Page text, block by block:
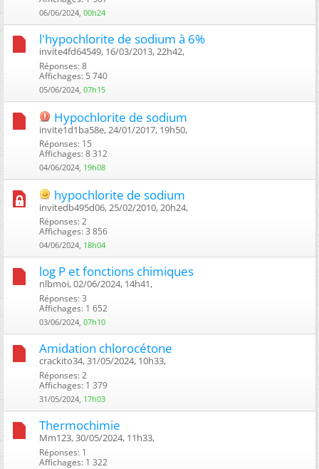
06/06/2024, 00h24
l'hypochlorite de sodium à 6%
invite4fd64549, 16/03/2013, 22h42, ‎
Réponses: 8
Affichages: 5 740
05/06/2024, 07h15
Hypochlorite de sodium
invite1d1ba58e, 24/01/2017, 19h50, ‎
Réponses: 15
Affichages: 8 312
04/06/2024, 19h08
hypochlorite de sodium
invitedb495d06, 25/02/2010, 20h24, ‎
Réponses: 2
Affichages: 3 856
04/06/2024, 18h04
log P et fonctions chimiques
nlbmoi, 02/06/2024, 14h41, ‎
Réponses: 3
Affichages: 1 652
03/06/2024, 07h10
Amidation chlorocétone
crackito34, 31/05/2024, 10h33, ‎
Réponses: 2
Affichages: 1 379
31/05/2024, 17h03
Thermochimie
Mm123, 30/05/2024, 11h33, ‎
Réponses: 1
Affichages: 1 322